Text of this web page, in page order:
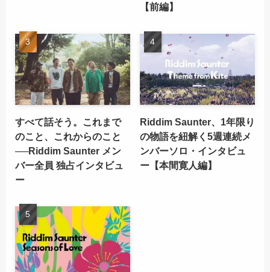
【前編】
すべて話そう。これまで
のこと、これからのこと
──Riddim Saunter メン
バー全員 独占インタビュ
ー
Riddim Saunter、1年限り
の物語を紐解く5週連続メ
ンバーソロ・インタビュ
ー【本間寛人編】